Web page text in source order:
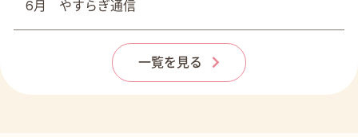
6月 やすらぎ通信
一覧を見る